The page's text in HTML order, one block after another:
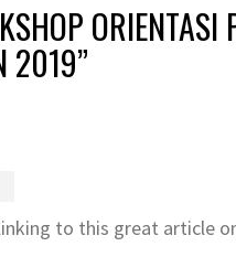
ORIENTASI
2019”
to this great article